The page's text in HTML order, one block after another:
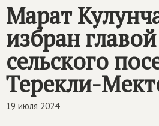
Марат
избран главой
сельского
Терекли-
19 июля 2024